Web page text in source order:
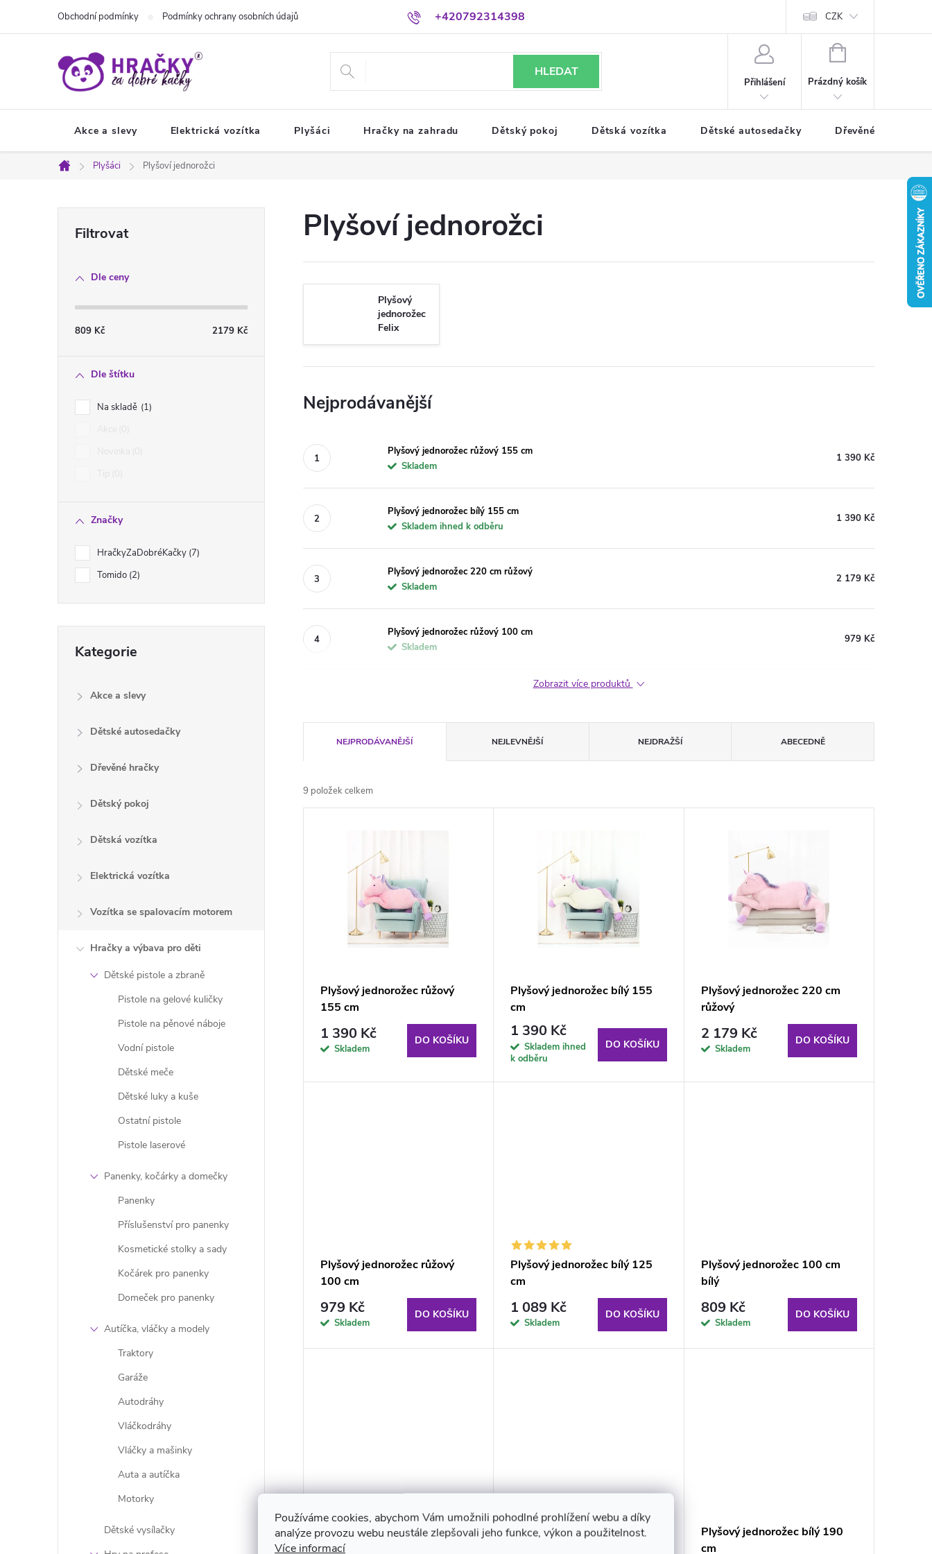
Používáme cookies, abychom Vám umožnili pohodlné prohlížení webu a díky
analýze provozu webu neustále zlepšovali jeho funkce, výkon a použitelnost.
Více informací
+420792314398
Obchodní podmínky Podmínky ochrany osobních údajů CZK
HLEDAT
Přihlášení
NÁKUPNÍ
Prázdný košík
Akce a slevy Elektrická vozítka Plyšáci Hračky na zahradu Dětský pokoj Dětská vozítka Dětské autosedačky Dřevěné hračky
Domů
Plyšáci Plyšoví jednorožci
n
Dle ceny
809 Kč 2179 Kč
Dle štítku
Na skladě 1
Značky
HračkyZaDobréKačky 7
Tomido 2
kategorie
Kategorie
Akce a slevy
Dětské autosedačky
Dřevěné hračky
Dětský pokoj
Dětská vozítka
Elektrická vozítka
Vozítka se spalovacím motorem
Hračky a výbava pro děti
Dětské pistole a zbraně
Pistole na gelové kuličky
Pistole na pěnové náboje
Vodní pistole
Dětské meče
Dětské luky a kuše
Ostatní pistole
Pistole laserové
Panenky, kočárky a domečky
Panenky
Příslušenství pro panenky
Kosmetické stolky a sady
Kočárek pro panenky
Domeček pro panenky
Autíčka, vláčky a modely
Traktory
Garáže
Autodráhy
Vláčkodráhy
Vláčky a mašinky
Auta a autíčka
Motorky
Dětské vysílačky
Plyšoví jednorožci
Plyšový
jednorožec
Felix
Nejprodávanější
Plyšový jednorožec růžový 155 cm
Skladem
1 390 Kč
Plyšový jednorožec bílý 155 cm
Skladem ihned k odběru
1 390 Kč
Plyšový jednorožec 220 cm růžový
Skladem
2 179 Kč
Plyšový jednorožec růžový 100 cm
Skladem
979 Kč
Zobrazit více produktů
a
z
u
NEJPRODÁVANĚJŠÍ NEJLEVNĚJŠÍ NEJDRAŽŠÍ ABECEDNĚ
9 položek celkem
Plyšový jednorožec růžový
155 cm
1 390 Kč
Skladem
DO KOŠÍKU
Plyšový jednorožec bílý 155
cm
1 390 Kč
Skladem ihned
k odběru
DO KOŠÍKU
Plyšový jednorožec 220 cm
růžový
2 179 Kč
Skladem
DO KOŠÍKU
Plyšový jednorožec růžový
100 cm
979 Kč
Skladem
DO KOŠÍKU
Plyšový jednorožec bílý 125
cm
1 089 Kč
Skladem
DO KOŠÍKU
Plyšový jednorožec 100 cm
bílý
809 Kč
Skladem
DO KOŠÍKU
Plyšový jednorožec růžový
125 cm
Plyšový jednorožec růžový
Plyšový jednorožec bílý 190
cm